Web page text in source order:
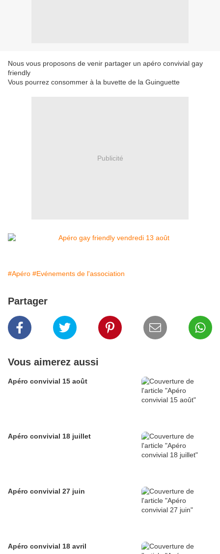
Nous vous proposons de venir partager un apéro convivial gay
friendly
Vous pourrez consommer à la buvette de la Guinguette
Publicité
#Apéro #Evénements de l'association
Partager
Vous aimerez aussi
Apéro convivial 15 août
Apéro convivial 18 juillet
Apéro convivial 27 juin
Apéro convivial 18 avril